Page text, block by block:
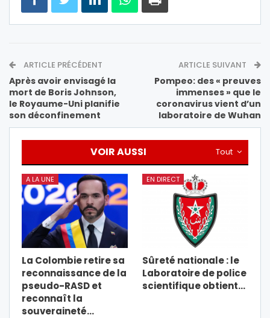
ARTICLE PRÉCÉDENT
Après avoir envisagé la
mort de Boris Johnson,
le Royaume-Uni planifie
son déconfinement
ARTICLE SUIVANT
Pompeo: des « preuves
immenses » que le
coronavirus vient d’un
laboratoire de Wuhan
Tout
VOIR AUSSI
A LA UNE
La Colombie retire sa
reconnaissance de la
pseudo-RASD et
reconnaît la
souveraineté…
EN DIRECT
Sûreté nationale : le
Laboratoire de police
scientifique obtient…